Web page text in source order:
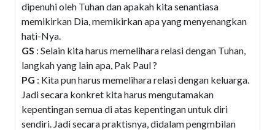
dipenuhi oleh Tuhan dan apakah kita senantiasa
memikirkan Dia, memikirkan apa yang menyenangkan
hati-Nya.
GS : Selain kita harus memelihara relasi dengan Tuhan,
langkah yang lain apa, Pak Paul ?
PG : Kita pun harus memelihara relasi dengan keluarga.
Jadi secara konkret kita harus mengutamakan
kepentingan semua di atas kepentingan untuk diri
sendiri. Jadi secara praktisnya, didalam pengmbilan